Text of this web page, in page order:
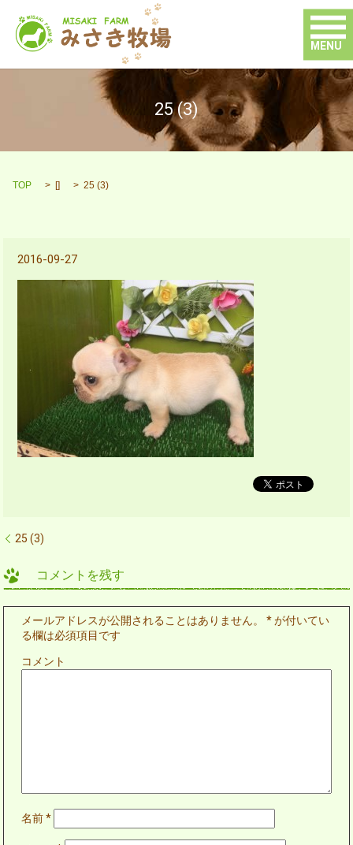
MENU
25 (3)
TOP [] 25 (3)
2016-09-27
25 (3)
コメントを残す
メールアドレスが公開されることはありません。 *が付いてい
る欄は必須項目です
コメント
名前*